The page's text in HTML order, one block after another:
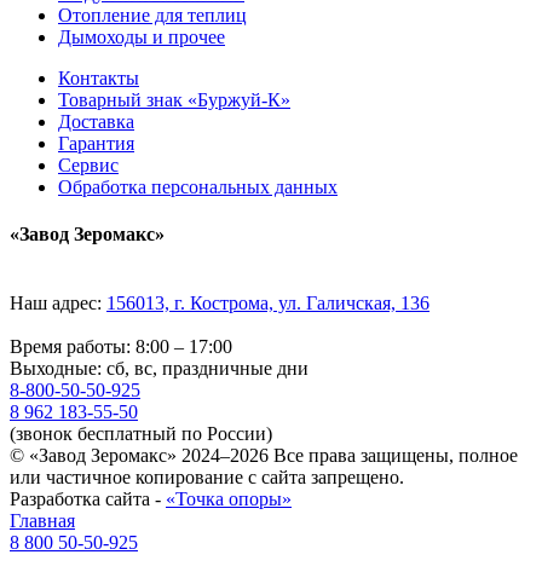
Отопление для теплиц
Дымоходы и прочее
Контакты
Товарный знак «Буржуй-К»
Доставка
Гарантия
Сервис
Обработка персональных данных
«Завод Зеромакс»
Наш адрес: 156013, г. Кострома, ул. Галичская, 136
Время работы: 8:00 – 17:00
Выходные: сб, вс, праздничные дни
8-800-50-50-925
8 962 183-55-50
(звонок бесплатный по России)
© «Завод Зеромакс» 2024–2026 Все права защищены, полное
или частичное копирование с сайта запрещено.
Разработка сайта - «Точка опоры»
Главная
8 800 50-50-925